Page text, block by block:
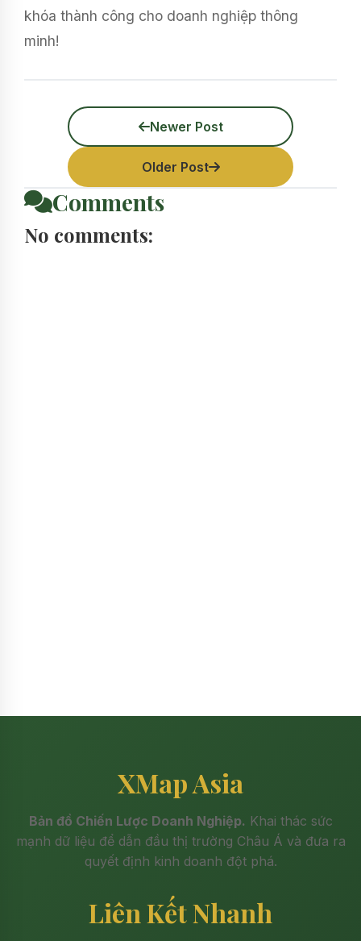
khóa thành công cho doanh nghiệp thông
minh!
Newer Post
Older Post
Comments
No comments:
XMap Asia
Bản đồ Chiến Lược Doanh Nghiệp. Khai thác sức
mạnh dữ liệu để dẫn đầu thị trường Châu Á và đưa ra
quyết định kinh doanh đột phá.
Liên Kết Nhanh